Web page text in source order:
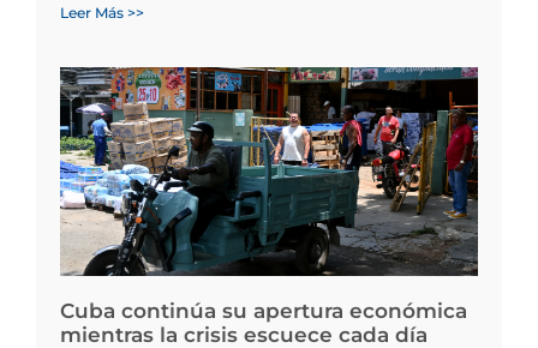
Leer Más >>
Cuba continúa su apertura económica
mientras la crisis escuece cada día